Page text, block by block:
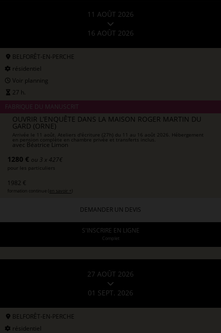
11 AOÛT 2026
16 AOÛT 2026
BELFORÊT-EN-PERCHE
résidentiel
Voir planning
27 h.
FABRIQUE DU MANUSCRIT
OUVRIR L’ENQUÊTE DANS LA MAISON ROGER MARTIN DU
GARD (ORNE)
Arrivée le 11 août. Ateliers d'écriture (27h) du 11 au 16 août 2026. Hébergement
en pension complète en chambre privée et transferts inclus.
avec Béatrice Limon
1280 € ou 3 x 427€
pour les particuliers
1982 €
formation continue ( en savoir + )
DEMANDER UN DEVIS
S'INSCRIRE EN LIGNE
Complet
27 AOÛT 2026
01 SEPT. 2026
BELFORÊT-EN-PERCHE
résidentiel